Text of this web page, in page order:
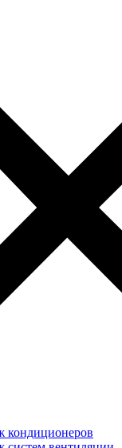
кондиционеров